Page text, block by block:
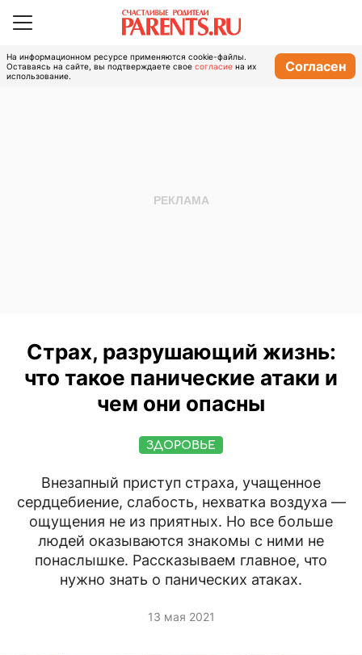
На информационном ресурсе применяются cookie-файлы.
Оставаясь на сайте, вы подтверждаете свое согласие на их
использование.
Согласен
Страх, разрушающий жизнь:
что такое панические атаки и
чем они опасны
ЗДОРОВЬЕ
Внезапный приступ страха, учащенное
сердцебиение, слабость, нехватка воздуха —
ощущения не из приятных. Но все больше
людей оказываются знакомы с ними не
понаслышке. Рассказываем главное, что
нужно знать о панических атаках.
13 мая 2021